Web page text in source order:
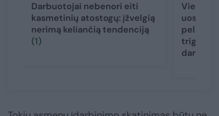
Darbuotojai nebenori eiti
kasmetinių atostogų: įžvelgią
nerimą keliančią tendenciją
(1)
Vieno
pelnas
trigubai: